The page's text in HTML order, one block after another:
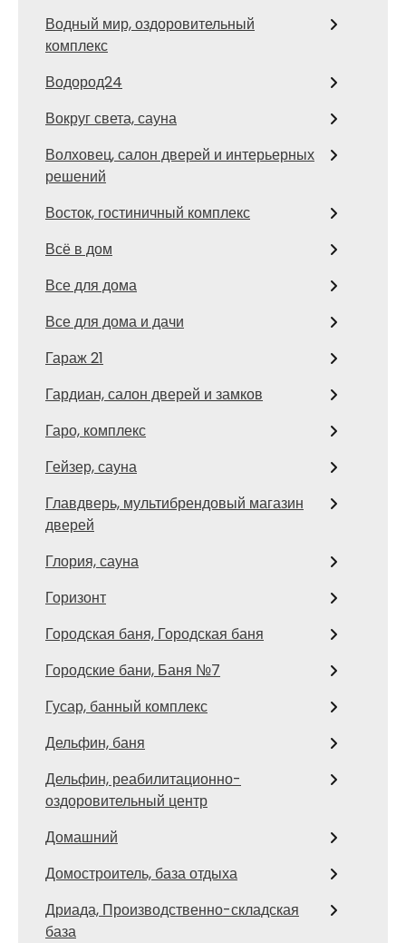
Водный мир, оздоровительный
комплекс
Водород24
Вокруг света, сауна
Волховец, салон дверей и интерьерных
решений
Восток, гостиничный комплекс
Всё в дом
Все для дома
Все для дома и дачи
Гараж 21
Гардиан, салон дверей и замков
Гаро, комплекс
Гейзер, сауна
Главдверь, мультибрендовый магазин
дверей
Глория, сауна
Горизонт
Городская баня, Городская баня
Городские бани, Баня №7
Гусар, банный комплекс
Дельфин, баня
Дельфин, реабилитационно-
оздоровительный центр
Домашний
Домостроитель, база отдыха
Дриада, Производственно-складская
база